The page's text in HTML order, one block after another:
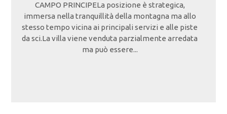
CAMPO PRINCIPELa posizione è strategica,
immersa nella tranquillità della montagna ma allo
stesso tempo vicina ai principali servizi e alle piste
da sci.La villa viene venduta parzialmente arredata
ma può essere...